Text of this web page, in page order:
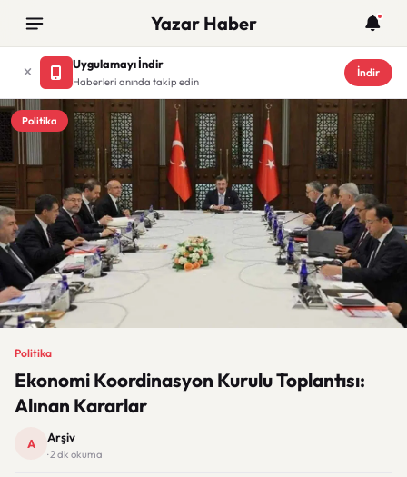
Yazar Haber
Uygulamayı İndir
Haberleri anında takip edin
İndir
Politika
Politika
Ekonomi Koordinasyon Kurulu Toplantısı:
Alınan Kararlar
A Arşiv
· 2 dk okuma